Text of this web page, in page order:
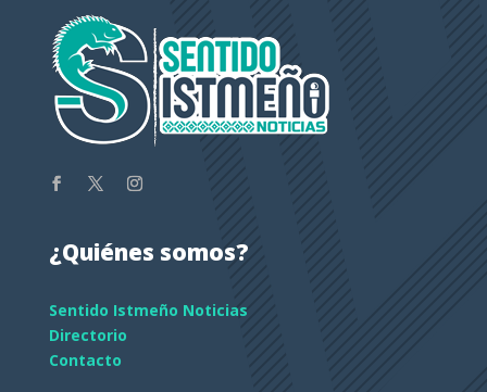
¿Quiénes somos?
Sentido Istmeño Noticias
Directorio
Contacto